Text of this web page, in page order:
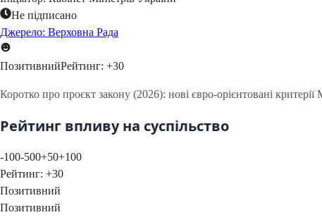
Не підписано
Джерело: Верховна Рада
ПозитивнийРейтинг: +30
Коротко про проєкт закону (2026): нові євро‑орієнтовані
Рейтинг впливу на суспільство
-100-500+50+100
Рейтинг: +30
Позитивний
Позитивний